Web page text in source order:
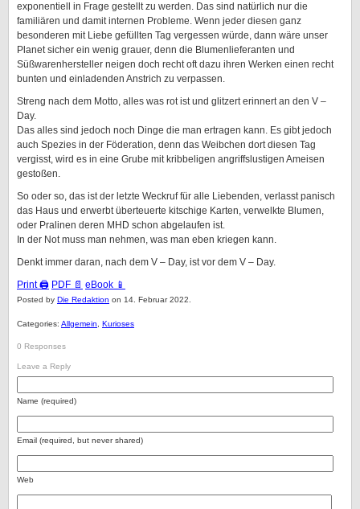
exponentiell in Frage gestellt zu werden. Das sind natürlich nur die
familiären und damit internen Probleme. Wenn jeder diesen ganz
besonderen mit Liebe gefüllten Tag vergessen würde, dann wäre unser
Planet sicher ein wenig grauer, denn die Blumenlieferanten und
Süßwarenhersteller neigen doch recht oft dazu ihren Werken einen recht
bunten und einladenden Anstrich zu verpassen.
Streng nach dem Motto, alles was rot ist und glitzert erinnert an den V –
Day.
Das alles sind jedoch noch Dinge die man ertragen kann. Es gibt jedoch
auch Spezies in der Föderation, denn das Weibchen dort diesen Tag
vergisst, wird es in eine Grube mit kribbeligen angriffslustigen Ameisen
gestoßen.
So oder so, das ist der letzte Weckruf für alle Liebenden, verlasst panisch
das Haus und erwerbt überteuerte kitschige Karten, verwelkte Blumen,
oder Pralinen deren MHD schon abgelaufen ist.
In der Not muss man nehmen, was man eben kriegen kann.
Denkt immer daran, nach dem V – Day, ist vor dem V – Day.
Print 🖨 PDF 📄 eBook 📱
Posted by Die Redaktion on 14. Februar 2022.
Categories: Allgemein Kurioses
0 Responses
Leave a Reply
Name (required)
Email (required, but never shared)
Web